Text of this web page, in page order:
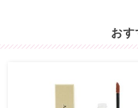
おす